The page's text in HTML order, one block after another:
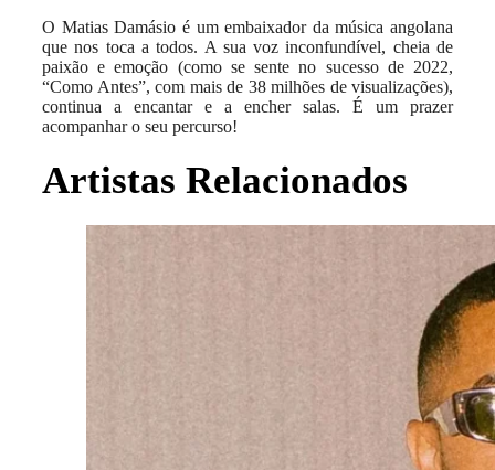
O Matias Damásio é um embaixador da música angolana
que nos toca a todos. A sua voz inconfundível, cheia de
paixão e emoção (como se sente no sucesso de 2022,
“Como Antes”, com mais de 38 milhões de visualizações),
continua a encantar e a encher salas. É um prazer
acompanhar o seu percurso!
Artistas Relacionados